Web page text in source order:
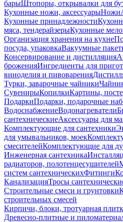
барыШтопоры, открывалки для
Кухонные ножи, аксессуарыНожи
Кухонные принадлежности
мяса, тендерайзерыКухонные
Организация хранения на кухне
посуда, упаковкаВакуумные
Консервирование и дистилляция
броженияИнгредиенты для
виноделия и пивоварения
Турки, заварочные чайники
СувенирыКопилкиКартины,
ПодаркиПодарки, подарочные
ВодоснабжениеВодонагреватели
сантехническиеАксессуары для
Комплектующие для сантехники
для умывальников, моек
смесителейКомплектующие для
Инженерная сантехника
радиаторов, полотенцесушителей
систем сантехническихФитинги
КанализацияТросы
Строительные смеси и грунтовки
строительных смесей
Кирпичи, блоки, тротуарная
Древесно-плитные и